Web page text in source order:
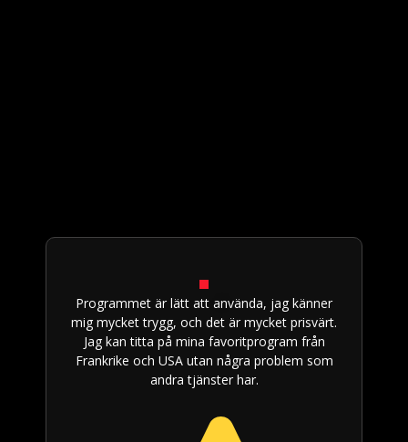
Programmet är lätt att använda, jag känner
mig mycket trygg, och det är mycket prisvärt.
Jag kan titta på mina favoritprogram från
Frankrike och USA utan några problem som
andra tjänster har.